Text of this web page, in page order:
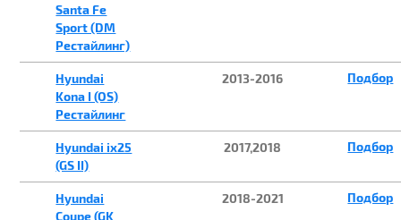
Santa Fe
Sport (DM
Рестайлинг)
Hyundai
Kona I (OS)
Рестайлинг
2013-2016 Подбор
Hyundai ix25
(GS II)
2017,2018 Подбор
Hyundai
Coupe (GK
2018-2021 Подбор